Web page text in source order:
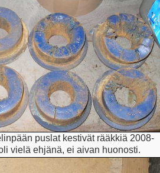
puslat kestivät rääkkiä 2008-
vielä ehjänä, ei aivan huonosti.